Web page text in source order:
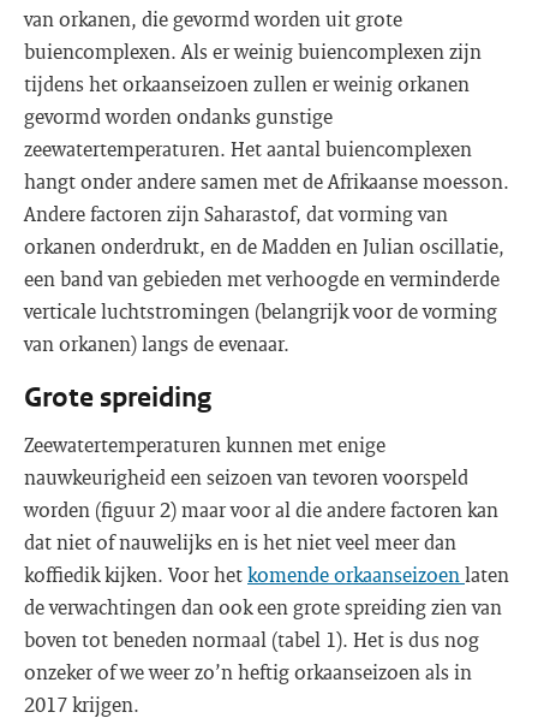
van orkanen, die gevormd worden uit grote
buiencomplexen. Als er weinig buiencomplexen zijn
tijdens het orkaanseizoen zullen er weinig orkanen
gevormd worden ondanks gunstige
zeewatertemperaturen. Het aantal buiencomplexen
hangt onder andere samen met de Afrikaanse moesson.
Andere factoren zijn Saharastof, dat vorming van
orkanen onderdrukt, en de Madden en Julian oscillatie,
een band van gebieden met verhoogde en verminderde
verticale luchtstromingen (belangrijk voor de vorming
van orkanen) langs de evenaar.
Grote spreiding
Zeewatertemperaturen kunnen met enige
nauwkeurigheid een seizoen van tevoren voorspeld
worden (figuur 2) maar voor al die andere factoren kan
dat niet of nauwelijks en is het niet veel meer dan
koffiedik kijken. Voor hetkomende orkaanseizoen laten
de verwachtingen dan ook een grote spreiding zien van
boven tot beneden normaal (tabel 1). Het is dus nog
onzeker of we weer zo’n heftig orkaanseizoen als in
2017 krijgen.